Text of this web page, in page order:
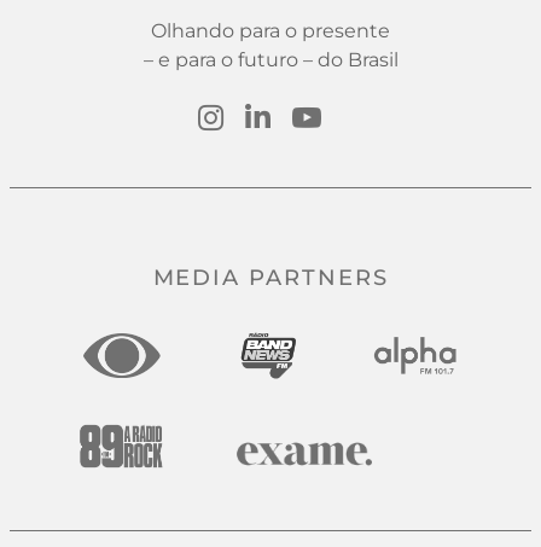
Olhando para o presente
– e para o futuro – do Brasil
MEDIA PARTNERS